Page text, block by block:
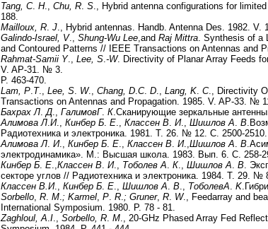
Tang, C. H., Chu, R. S., Hybrid antenna configurations for
188.
Mailloux, R. J., Hybrid antennas. Handb. Antenna Des. 1982. V.
Galindo-Israel, V., Shung-Wu Lee,and Raj Mittra. Synthesis of a
and Contoured Patterns // IEEE Transactions on Antennas and
Rahmat-Samii Y., Lee, S.-W. Directivity of Planar Array Feeds
V. AP-31. № 3.
P. 463-470.
Lam, P.T., Lee, S. W., Chang, D.C. D., Lang, K. C., Directivity
Transactions on Antennas and Propagation. 1985. V. AP-33. №
Бахрах Л.Д., ГалимовГ. К.Сканирующие зеркальные
Алимова Л.И., Кинбер Б. Е., Классен В. И., Шишлов А. В
Радиотехника и электроника. 1981. Т. 26. № 12. С. 2500-2510.
Алимова Л. И., Кинбер Б. Е., Классен В. И.,Шишлов А. В
электродинамика». M.: Высшая школа. 1983. Вып. 6. С. 258-
Кинбер Б. Е.,Классен В. И., Тоболев А. К., Шишлов А. В.
секторе углов // Радиотехника и электроника. 1984. Т. 29. №
Классен В.И., Кинбер Б. Е., Шишлов А. В., ТоболевA. K
Sorbello, R. M.; Karmel, P. R.; Gruner, R. W., Feedarray and
International Symposium. 1980. P. 78 - 81.
Zaghloul, A.I., Sorbello, R. M., 20-GHz Phased Array Fed